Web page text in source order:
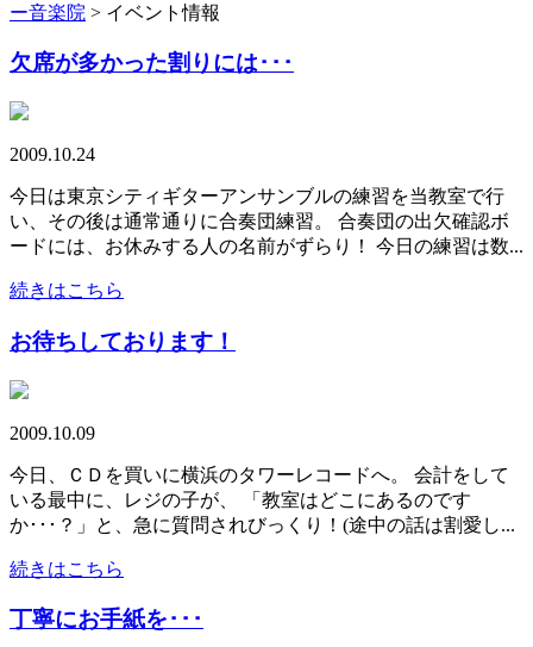
ー音楽院 > イベント情報
欠席が多かった割りには･･･
2009.10.24
今日は東京シティギターアンサンブルの練習を当教室で行
い、その後は通常通りに合奏団練習。 合奏団の出欠確認ボ
ードには、お休みする人の名前がずらり！ 今日の練習は数...
続きはこちら
お待ちしております！
2009.10.09
今日、ＣＤを買いに横浜のタワーレコードへ。 会計をして
いる最中に、レジの子が、 「教室はどこにあるのです
か･･･？」と、急に質問されびっくり！(途中の話は割愛し...
続きはこちら
丁寧にお手紙を･･･